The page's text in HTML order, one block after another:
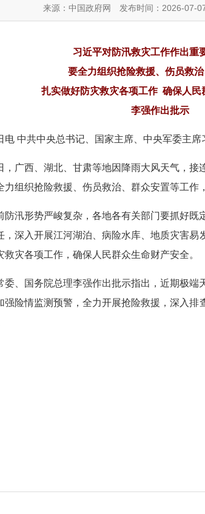
来源：中国政府网 发布时间：2026-07-
习近平对防汛救灾工作作出重
要全力组织抢险救援、伤员救
扎实做好防灾救灾各项工作 确保人民
李强作出批示
电 中共中央总书记、国家主席、中央军委主席
，广西、湖北、甘肃等地因降雨大风天气，
组织抢险救援、伤员救治、群众安置等工作
防汛形势严峻复杂，各地各有关部门要抓好既
，深入开展江河湖泊、病险水库、地质灾害
灾各项工作，确保人民群众生命财产安全。
委、国务院总理李强作出批示指出，近期极
强险情监测预警，全力开展抢险救援，深入